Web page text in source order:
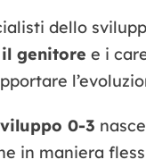
dello
genitore e i
0-3
in maniera